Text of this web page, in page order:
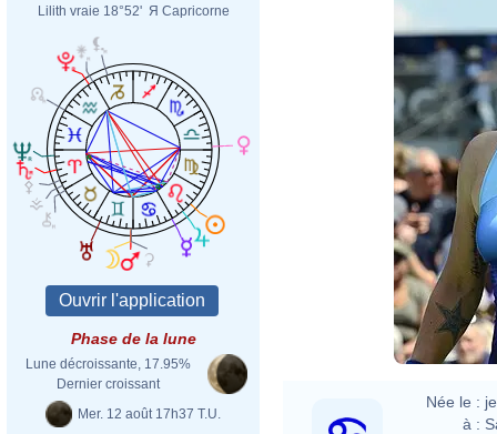
Lilith vraie 18°52' Я Capricorne
Phase de la lune
Lune décroissante, 17.95%
Dernier croissant
Mer. 12 août 17h37 T.U.
Née le :
à :